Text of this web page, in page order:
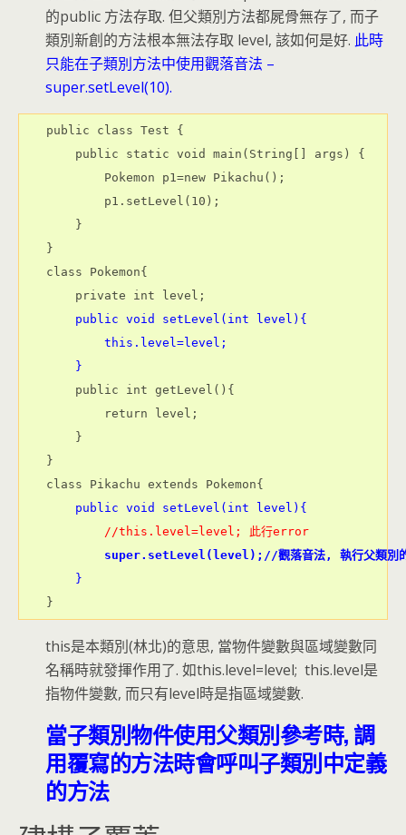
的public 方法存取. 但父類別方法都屍骨無存了, 而子
類別新創的方法根本無法存取 level, 該如何是好. 此時
只能在子類別方法中使用觀落音法 –
super.setLevel(10).
public class Test {
    public static void main(String[] args) {
        Pokemon p1=new Pikachu();
        p1.setLevel(10);
    }
}
class Pokemon{
    private int level;
public void setLevel(int level){
        this.level=level;
    }
    public int getLevel(){
        return level;
    }
}
class Pikachu extends Pokemon{
public void setLevel(int level){
//this.level=level; 此行error
super.setLevel(level);//觀落音法, 執行父類
    }
}
this是本類別(林北)的意思, 當物件變數與區域變數同
名稱時就發揮作用了. 如this.level=level; this.level是
指物件變數, 而只有level時是指區域變數.
當子類別物件使用父類別參考時, 調
用覆寫的方法時會呼叫子類別中定義
的方法